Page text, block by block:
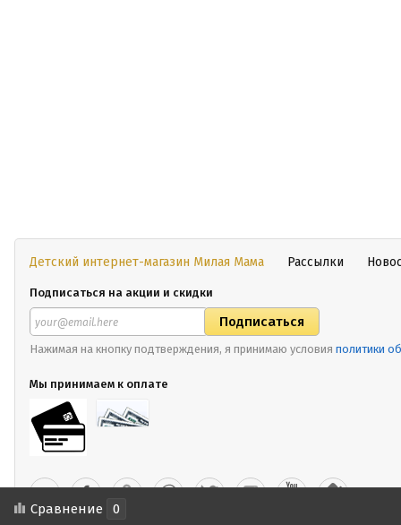
Детский интернет-магазин Милая Мама Рассылки
Подписаться на акции и скидки
Нажимая на кнопку подтверждения, я принимаю условия политики
Мы принимаем к оплате
Сравнение 0